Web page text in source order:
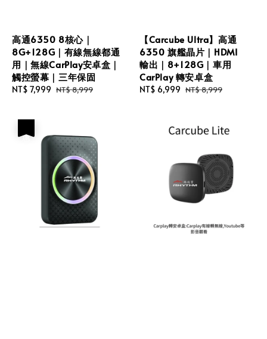
高通6350 8核心｜
8G+128G｜有線無線都通
用｜無線CarPlay安卓盒｜
觸控螢幕｜三年保固
Sale
NT$ 7,999 Regular
NT$ 8,999
【Carcube Ultra】高通
6350 旗艦晶片｜HDMI
輸出｜8+128G｜車用
CarPlay 轉安卓盒
Sale
NT$ 6,999 Regular
NT$ 8,999